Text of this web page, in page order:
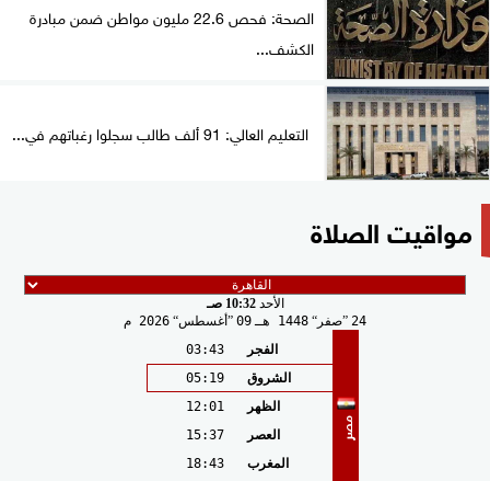
الصحة: فحص 22.6 مليون مواطن ضمن مبادرة
الكشف...
التعليم العالي: 91 ألف طالب سجلوا رغباتهم في...
مواقيت الصلاة
الأحد10:32 صـ
24 صفر 1448 هـ 09 أغسطس 2026 م
مصر
الفجر
03:43
الشروق
05:19
الظهر
12:01
العصر
15:37
المغرب
18:43